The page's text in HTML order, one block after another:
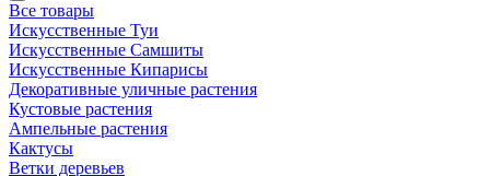
Все товары
Искусственные Туи
Искусственные Самшиты
Искусственные Кипарисы
Декоративные уличные растения
Кустовые растения
Ампельные растения
Кактусы
Ветки деревьев